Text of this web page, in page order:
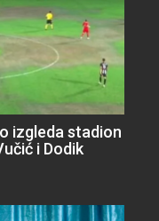
izgleda stadion
i Dodik